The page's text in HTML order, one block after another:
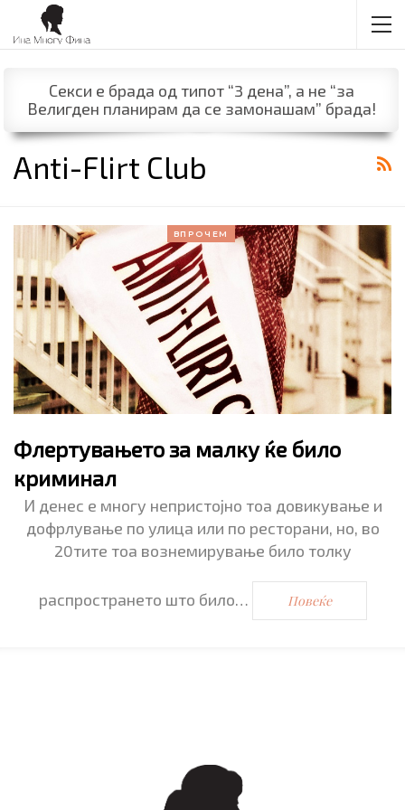
Секси е брада од типот “3 дена”, а не “за
Велигден планирам да се замонашам” брада!
Anti-Flirt Club
ВПРОЧЕМ
Флертувањето за малку ќе било
криминал
И денес е многу непристојно тоа довикување и
дофрлување по улица или по ресторани, но, во
20тите тоа вознемирување било толку
распространето што било… Повеќе